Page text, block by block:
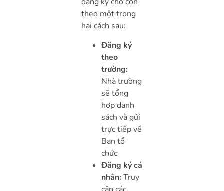
đăng ký cho con
theo một trong
hai cách sau:
Đăng ký
theo
trường:
Nhà trường
sẽ tổng
hợp danh
sách và gửi
trực tiếp về
Ban tổ
chức
Đăng ký cá
nhân:Truy